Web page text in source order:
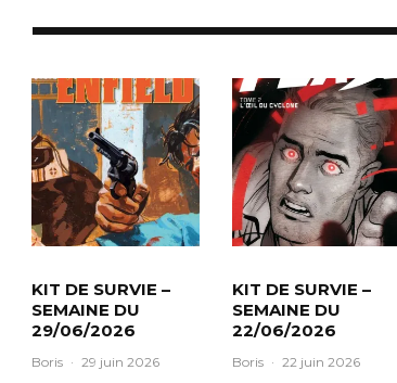
KIT DE SURVIE –
SEMAINE DU
29/06/2026
Boris · 29 juin 2026
KIT DE SURVIE –
SEMAINE DU
22/06/2026
Boris · 22 juin 2026